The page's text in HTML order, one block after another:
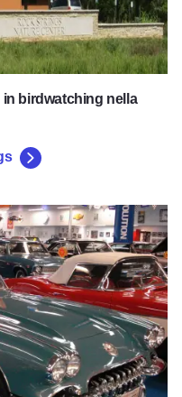
in birdwatching nella